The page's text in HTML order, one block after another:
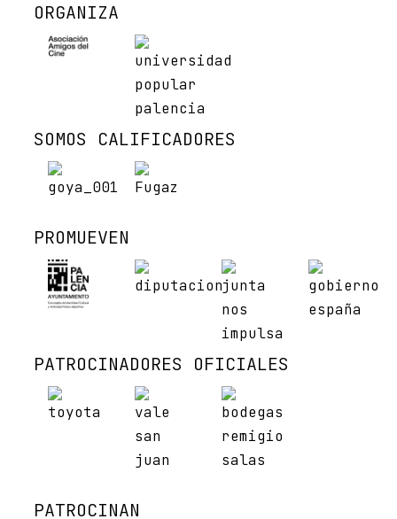
ORGANIZA
SOMOS CALIFICADORES
PROMUEVEN
PATROCINADORES OFICIALES
PATROCINAN